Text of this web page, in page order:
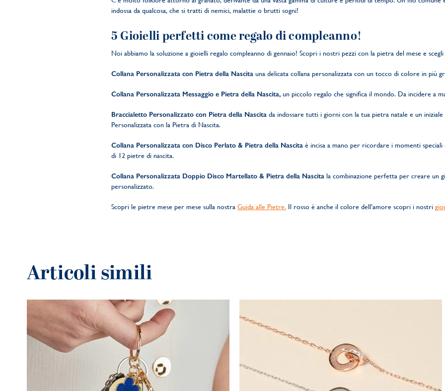
indossa da qualcosa, che si tratti di nemici, malattie o brutti sogni!
5 Gioielli perfetti come regalo di compleanno!
Noi abbiamo la soluzione a gioielli regalo compleanno di gennaio! Scopri i nostri pezzi con la pietra del mese e
Collana Personalizzata con Pietra della Nascita una delicata collana personalizzata con un tocco di colore in più
Collana Personalizzata Messaggio e Pietra della Nascita, un piccolo regalo che significa il mondo. Da incidere a
Braccialetto Personalizzato con Pietra della Nascita da indossare tutti i giorni con la tua pietra natale e un iniziale
Personalizzata con la Pietra di Nascita.
Collana Personalizzata con Disco Perlato & Pietra della Nascita è incisa a mano per ricordare i momenti speciali
di 12 pietre di nascita.
Collana Personalizzata Doppio Disco Martellato & Pietra della Nascita la combinazione perfetta per creare un
personalizzato.
Scopri le pietre mese per mese sulla nostra Guida alle Pietre. Il rosso è anche il colore dell’amore scopri i nostri
Articoli simili